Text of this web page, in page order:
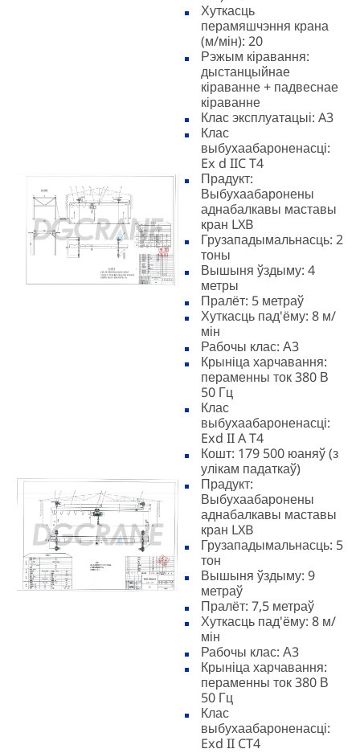
Хуткасць
перамяшчэння крана
(м/мін): 20
Рэжым кіравання:
дыстанцыйнае
кіраванне + падвеснае
кіраванне
Клас эксплуатацыі: A3
Клас
выбухаабароненасці:
Ex d IIC T4
Прадукт:
Выбухаабаронены
аднабалкавы маставы
кран LXB
Грузападымальнасць: 2
тоны
Вышыня ўздыму: 4
метры
Пралёт: 5 метраў
Хуткасць пад'ёму: 8 м/
мін
Рабочы клас: А3
Крыніца харчавання:
пераменны ток 380 В
50 Гц
Клас
выбухаабароненасці:
Exd II A T4
Кошт: 179 500 юаняў (з
улікам падаткаў)
Прадукт:
Выбухаабаронены
аднабалкавы маставы
кран LXB
Грузападымальнасць: 5
тон
Вышыня ўздыму: 9
метраў
Пралёт: 7,5 метраў
Хуткасць пад'ёму: 8 м/
мін
Рабочы клас: А3
Крыніца харчавання:
пераменны ток 380 В
50 Гц
Клас
выбухаабароненасці:
Exd II CT4